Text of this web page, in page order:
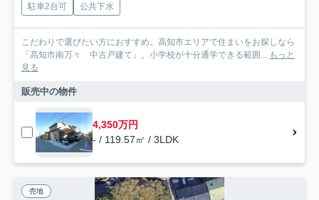
駐車2台可 公共下水
こだわりで選びたい方におすすめ。高知市エリアで住まいをお探しなら
「高知市南万々 中古戸建て」。小学校が十分通学できる範囲... もっと
見る
販売中の物件
4,350万円
- / 119.57㎡ / 3LDK
売地